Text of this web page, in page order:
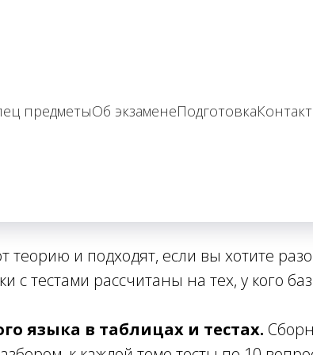
предметыОб экзаменеПодготовка
сборники есть
и подходят, если вы хотите
с тестами рассчитаны на тех, у кого
языка в таблицах и тестах.